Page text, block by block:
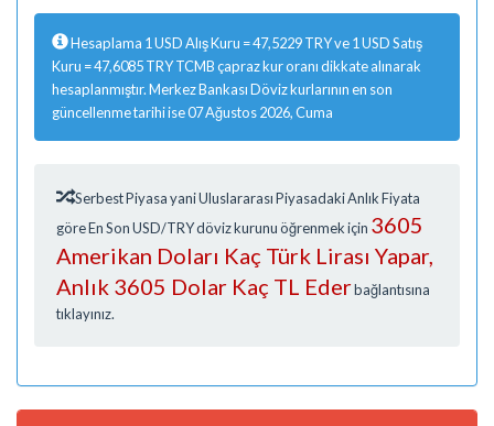
Hesaplama 1 USD Alış Kuru = 47,5229 TRY ve 1 USD Satış
Kuru = 47,6085 TRY TCMB çapraz kur oranı dikkate alınarak
hesaplanmıştır. Merkez Bankası Döviz kurlarının en son
güncellenme tarihi ise 07 Ağustos 2026, Cuma
Serbest Piyasa yani Uluslararası Piyasadaki Anlık Fiyata
göre En Son USD/TRY döviz kurunu öğrenmek için 3605
Amerikan Doları Kaç Türk Lirası Yapar,
Anlık 3605 Dolar Kaç TL Ederbağlantısına
tıklayınız.